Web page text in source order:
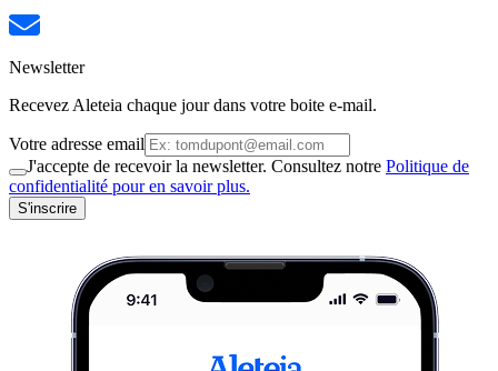
Newsletter
Recevez Aleteia chaque jour dans votre boite e-mail.
Votre adresse email
J'accepte de recevoir la newsletter. Consultez notre Politique de
confidentialité pour en savoir plus.
S'inscrire